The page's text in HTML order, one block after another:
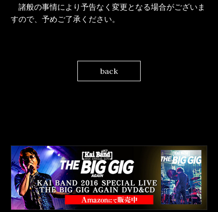
諸般の事情により予告なく変更となる場合がございま
すので、予めご了承ください。
back